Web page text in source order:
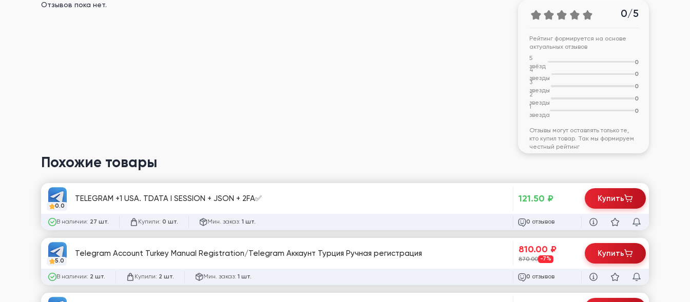
Отзывов пока нет.
0/5
Рейтинг формируется на основе
актуальных отзывов
5
звёзд
0
4
звезды
0
3
звезды
0
2
звезды
0
1
звезда
0
Отзывы могут оставлять только те,
кто купил товар. Так мы формируем
честный рейтинг
Похожие товары
0.0
TELEGRAM +1 USA. TDATA I SESSION + JSON + 2FA✅
В наличии: 27 шт. Купили: 0 шт. Мин. заказ: 1 шт.
121.50 ₽
0 отзывов
Купить
5.0
Telegram Account Turkey Manual Registration/Telegram Аккаунт Турция Ручная регистрация
В наличии: 2 шт. Купили: 2 шт. Мин. заказ: 1 шт.
810.00 ₽
870.00 -7%
0 отзывов
Купить